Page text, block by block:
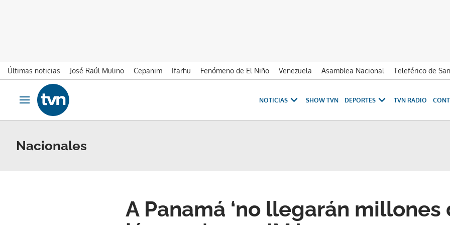
Últimas noticias José Raúl Mulino Cepanim Ifarhu Fenómeno de El Niño Venezuela Asamblea Nacional Teleférico de
Ir al contenido
Obrir navegació
NOTICIAS SHOW TVN DEPORTES TVN RADIO
Nacionales
A Panamá ‘no llegarán millones